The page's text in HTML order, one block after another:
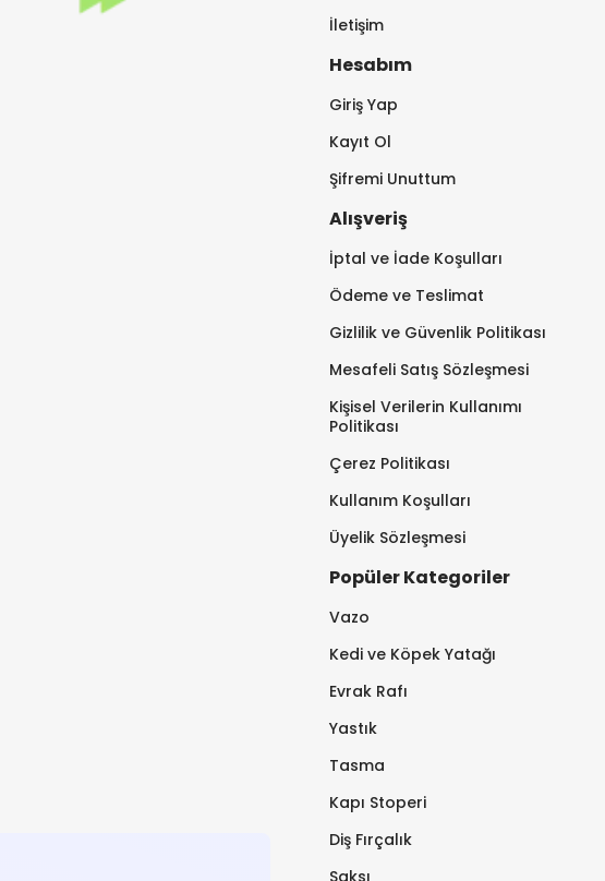
İletişim
Hesabım
Giriş Yap
Kayıt Ol
Şifremi Unuttum
Alışveriş
İptal ve İade Koşulları
Ödeme ve Teslimat
Gizlilik ve Güvenlik Politikası
Mesafeli Satış Sözleşmesi
Kişisel Verilerin Kullanımı
Politikası
Çerez Politikası
Kullanım Koşulları
Üyelik Sözleşmesi
Popüler Kategoriler
Vazo
Kedi ve Köpek Yatağı
Evrak Rafı
Yastık
Tasma
Kapı Stoperi
Diş Fırçalık